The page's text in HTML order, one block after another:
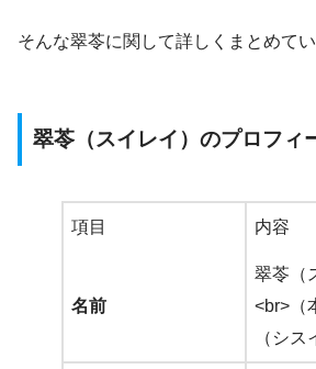
そんな翠苓に関して詳しくまとめてい
翠苓（スイレイ）のプロフィ
項目 内容
名前
翠苓（
<br>（
（シス